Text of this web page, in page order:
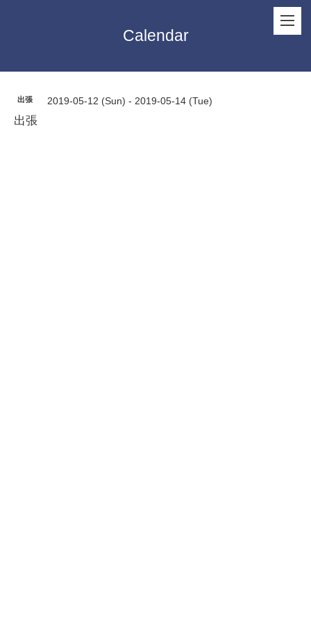
Calendar
出張 2019-05-12 (Sun) - 2019-05-14 (Tue)
出張